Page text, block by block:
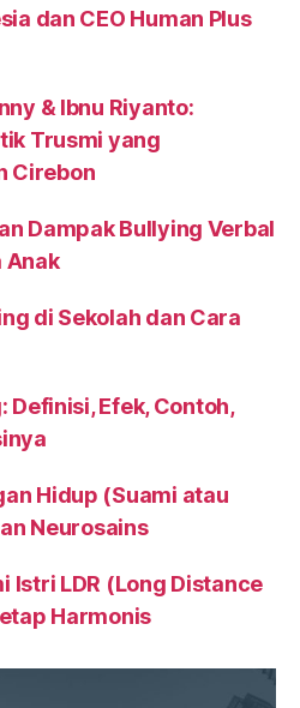
dan CEO Human Plus
& Ibnu Riyanto:
Trusmi yang
Cirebon
Dampak Bullying Verbal
Anak
di Sekolah dan Cara
Efek, Contoh,
Hidup (Suami atau
Neurosains
Istri LDR (Long Distance
Harmonis